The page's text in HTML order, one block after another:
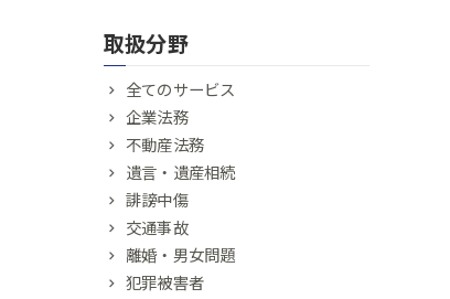
取扱分野
全てのサービス
企業法務
不動産法務
遺言・遺産相続
誹謗中傷
交通事故
離婚・男女問題
犯罪被害者